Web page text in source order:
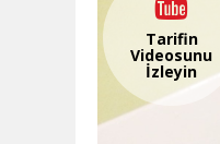
Tarifin
Videosunu
İzleyin